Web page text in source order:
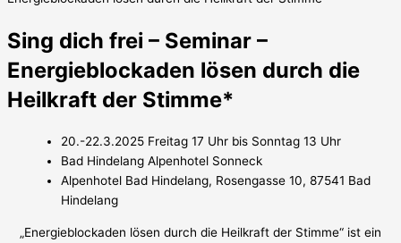
Sing dich frei – Seminar –
Energieblockaden lösen durch die
Heilkraft der Stimme*
20.-22.3.2025 Freitag 17 Uhr bis Sonntag 13 Uhr
Bad Hindelang Alpenhotel Sonneck
Alpenhotel Bad Hindelang, Rosengasse 10, 87541 Bad
Hindelang
„Energieblockaden lösen durch die Heilkraft der Stimme“ ist ein